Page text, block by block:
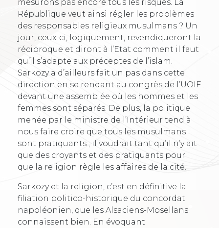
mesurons pas encore tous les risques. La
République veut ainsi régler les problèmes
des responsables religieux musulmans ? Un
jour, ceux-ci, logiquement, revendiqueront la
réciproque et diront à l’Etat comment il faut
qu’il s’adapte aux préceptes de l’islam.
Sarkozy a d’ailleurs fait un pas dans cette
direction en se rendant au congrès de l’UOIF
devant une assemblée où les hommes et les
femmes sont séparés. De plus, la politique
menée par le ministre de l’Intérieur tend à
nous faire croire que tous les musulmans
sont pratiquants ; il voudrait tant qu’il n’y ait
que des croyants et des pratiquants pour
que la religion règle les affaires de la cité.
Sarkozy et la religion, c’est en définitive la
filiation politico-historique du concordat
napoléonien, que les Alsaciens-Mosellans
connaissent bien. En évoquant